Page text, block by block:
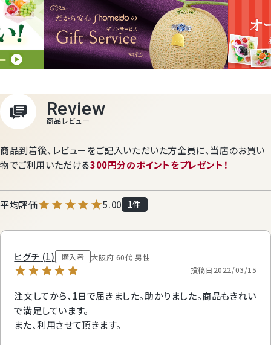
商品到着後、レビューをご記入いただいた方全員に、 当店のお買い
物でご利用いただける300円分のポイントをプレゼント！
5.00 1
ヒグチ 1 購入者 大阪府 60代 男性
投稿日 2022/03/15
注文してから、1日で届きました。助かりました。商品もきれい
で満足しています。
また、利用させて頂きます。